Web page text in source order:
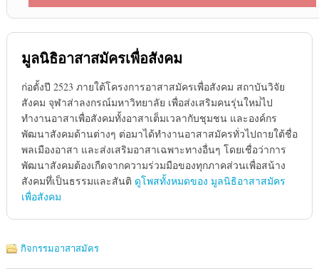
มูลนิธิอาสาสมัครเพื่อสังคม
ก่อตั้งปี 2523 ภายใต้โครงการอาสาสมัครเพื่อสังคม สถาบันวิจัย
สังคม จุฬาส่าลงกรณ์มหาวิทยาลัย เพื่อส่งเสริมคนรุ่นใหม่่ไป
ทำงานอาสาเพื่อสังคมทั้งอาสาเต็มเวลากับชุมชน และองค์กร
พัฒนาสังคมด้านต่างๆ ต่อมาได้ทำงานอาสาสมัครทั่วไปถายใต้ชื่อ
พลเมืองอาสา และส่งเสริมอาสาเฉพาะทางอื่นๆ โดยเชื่อว่าการ
พัฒนาสังคมต้องเกืดจากความร่วมมือของทุกภาคส่วนเพื่อสน้าง
สังคมทึ่เป็นธรรมและสันติ ดูโพสทั้งหมดของ มูลนิธิอาสาสมัคร
เพื่อสังคม
กิจกรรมอาสาสมัคร